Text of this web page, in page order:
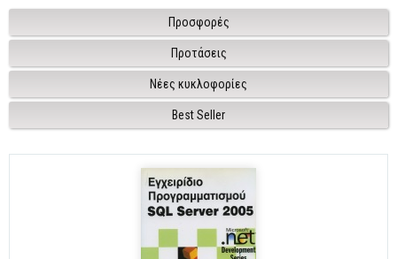
Excel
Πρόσβαση
Outlook
Προγραμματισμός
Java
Delphi - Pascal
Προσφορές
Προτάσεις
Νέες κυκλοφορίες
Best Seller